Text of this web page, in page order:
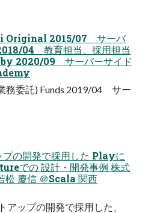
Original 2015/07 サーバ
04 教育担当、採用担当
2020/09 サーバーサイド
務委託) Funds 2019/04 サー
プの開発で採用した Playに
での 設計・開発事例 株式
松 慶信 ＠Scala 関西
アップの開発で採用した、